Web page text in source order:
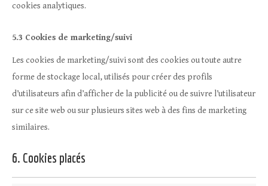
cookies analytiques.
5.3 Cookies de marketing/suivi
Les cookies de marketing/suivi sont des cookies ou toute autre
forme de stockage local, utilisés pour créer des profils
d’utilisateurs afin d’afficher de la publicité ou de suivre l’utilisateur
sur ce site web ou sur plusieurs sites web à des fins de marketing
similaires.
6. Cookies placés